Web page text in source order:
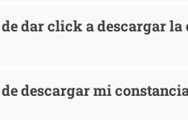
dar click a descargar la
descargar mi